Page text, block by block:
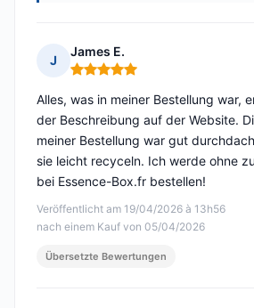
J
James E.
Hinweis: 5 von 5
Veröffentlicht am 19/04/2026 à 13h56
nach einem Kauf von 05/04/2026
Alles, was in meiner Bestellung war,
der Beschreibung auf der Website.
meiner Bestellung war gut
sie leicht recyceln. Ich werde ohne
bei Essence-Box.fr bestellen!
Übersetzte Bewertungen